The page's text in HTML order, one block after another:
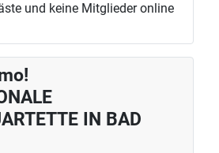
und keine Mitglieder online
IN BAD